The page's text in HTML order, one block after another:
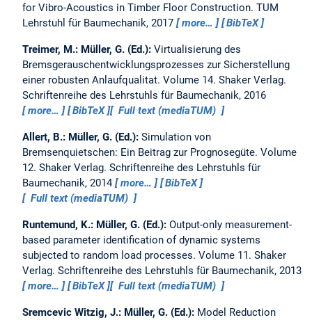
for Vibro-Acoustics in Timber Floor Construction. TUM
Lehrstuhl für Baumechanik, 2017
more… BibTeX
Treimer, M.: Müller, G. (Ed.): Virtualisierung des
Bremsgerauschentwicklungsprozesses zur Sicherstellung
einer robusten Anlaufqualitat. Volume 14. Shaker Verlag.
Schriftenreihe des Lehrstuhls für Baumechanik, 2016
more…
BibTeX Full text (mediaTUM)
Allert, B.: Müller, G. (Ed.): Simulation von
Bremsenquietschen: Ein Beitrag zur Prognosegüte. Volume
12. Shaker Verlag. Schriftenreihe des Lehrstuhls für
Baumechanik, 2014
more…
BibTeX
Full text (mediaTUM)
Runtemund, K.: Müller, G. (Ed.): Output-only measurement-
based parameter identification of dynamic systems
subjected to random load processes. Volume 11. Shaker
Verlag. Schriftenreihe des Lehrstuhls für Baumechanik, 2013
more…
BibTeX Full text (mediaTUM)
Sremcevic Witzig, J.: Müller, G. (Ed.): Model Reduction